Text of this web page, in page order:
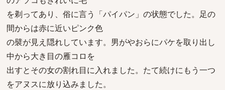
を剃ってあり、俗に言う「パイパン」の状態でした。足の
間からは赤に近いピンク色
の襞が見え隠れしています。男がやおらにパケを取り出し
中から大き目の雁コロを
出すとその女の割れ目に入れました。たて続けにもう一つ
をアヌスに放り込みました。